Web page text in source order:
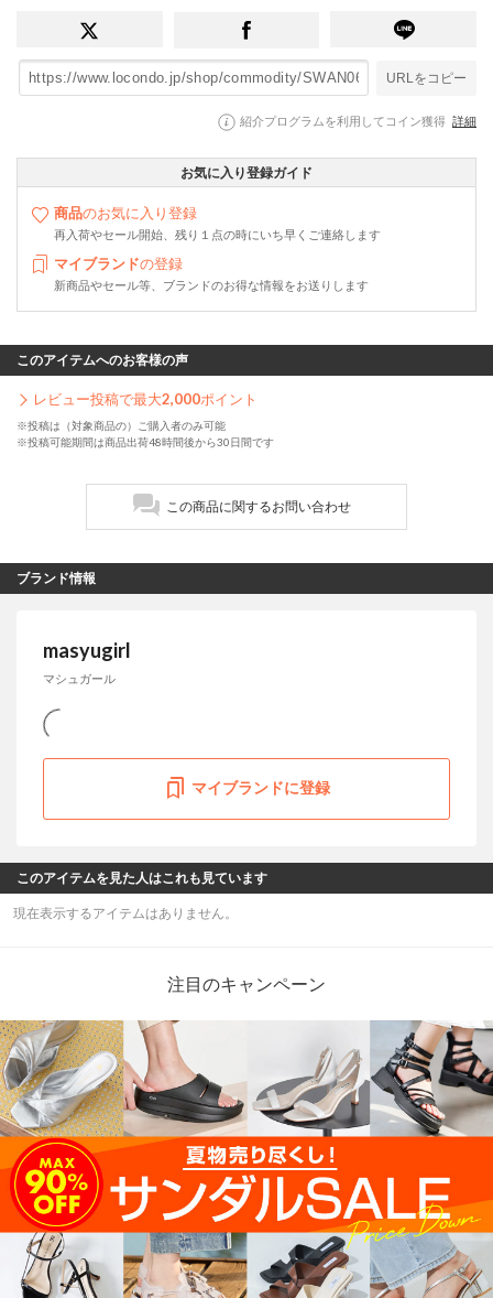
URLをコピー
紹介プログラムを利用してコイン獲得 詳細
お気に入り登録ガイド
商品のお気に入り登録
再入荷やセール開始、残り１点の時にいち早くご連絡します
マイブランドの登録
新商品やセール等、ブランドのお得な情報をお送りします
このアイテムへのお客様の声
レビュー投稿で最大2,000ポイント
※投稿は（対象商品の）ご購入者のみ可能
※投稿可能期間は商品出荷48時間後から30日間です
この商品に関するお問い合わせ
ブランド情報
masyugirl
マシュガール
マイブランドに登録
このアイテムを見た人はこれも見ています
現在表示するアイテムはありません。
注目のキャンペーン